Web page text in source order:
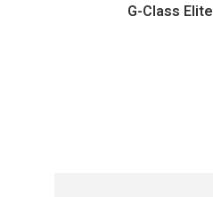
רכב חשמלי ממונע לילדים G-Class Elite